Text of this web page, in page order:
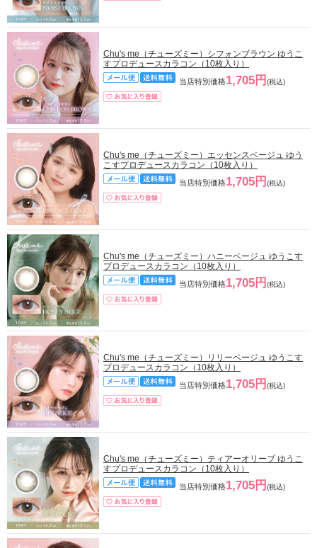
Chu's me（チューズミー）シフォンブラウン ゆうこ
すプロデュースカラコン（10枚入り）
当店特別価格1,705円 (税込)
Chu's me（チューズミー）エッセンスベージュ ゆう
こすプロデュースカラコン（10枚入り）
当店特別価格1,705円 (税込)
Chu's me（チューズミー）ハニーベージュ ゆうこす
プロデュースカラコン（10枚入り）
当店特別価格1,705円 (税込)
Chu's me（チューズミー）リリーベージュ ゆうこす
プロデュースカラコン（10枚入り）
当店特別価格1,705円 (税込)
Chu's me（チューズミー）ティアーオリーブ ゆうこ
すプロデュースカラコン（10枚入り）
当店特別価格1,705円 (税込)